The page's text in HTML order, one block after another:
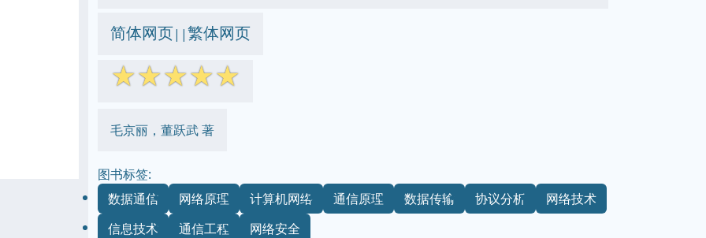
简体网页||繁体网页
☆☆☆☆☆
毛京丽，董跃武 著
图书标签:
数据通信
网络原理 计算机网络 通信原理 数据传输 协议分析
网络技术
信息技术
通信工程 网络安全